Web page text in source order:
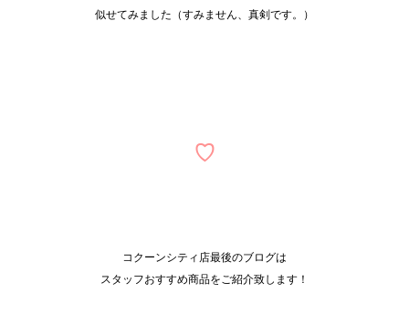
似せてみました（すみません、真剣です。）
♡
コクーンシティ店最後のブログは
スタッフおすすめ商品をご紹介致します！